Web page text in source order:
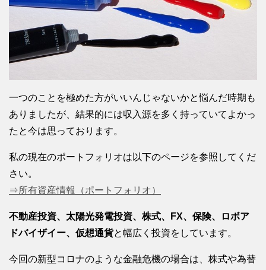
一つのことを極めた方がいいんじゃないかと悩んだ時期も
ありましたが、結果的には収入源を多く持っていてよかっ
たと今は思っております。
私の現在のポートフォリオは以下のページを参照してくだ
さい。
⇒所有資産情報（ポートフォリオ）
不動産投資、太陽光発電投資、株式、FX、保険、ロボア
ドバイザイー、仮想通貨と幅広く投資をしています。
今回の新型コロナのような金融危機の場合は、株式や為替